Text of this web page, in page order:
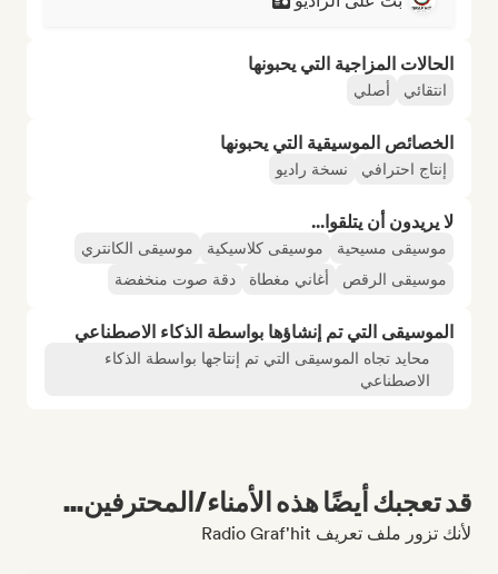
الحالات المزاجية التي يحبونها
انتقائي أصلي
الخصائص الموسيقية التي يحبونها
إنتاج احترافي نسخة راديو
لا يريدون أن يتلقوا...
موسيقى مسيحية موسيقى كلاسيكية
موسيقى الكانتري
موسيقى الرقص
أغاني مغطاة دقة صوت منخفضة
الموسيقى التي تم إنشاؤها بواسطة الذكاء الاصطناعي
محايد تجاه الموسيقى التي تم إنتاجها بواسطة الذكاء
الاصطناعي
قد تعجبك أيضًا هذه الأمناء/المحترفين...
لأنك تزور ملف تعريف Radio Graf'hit